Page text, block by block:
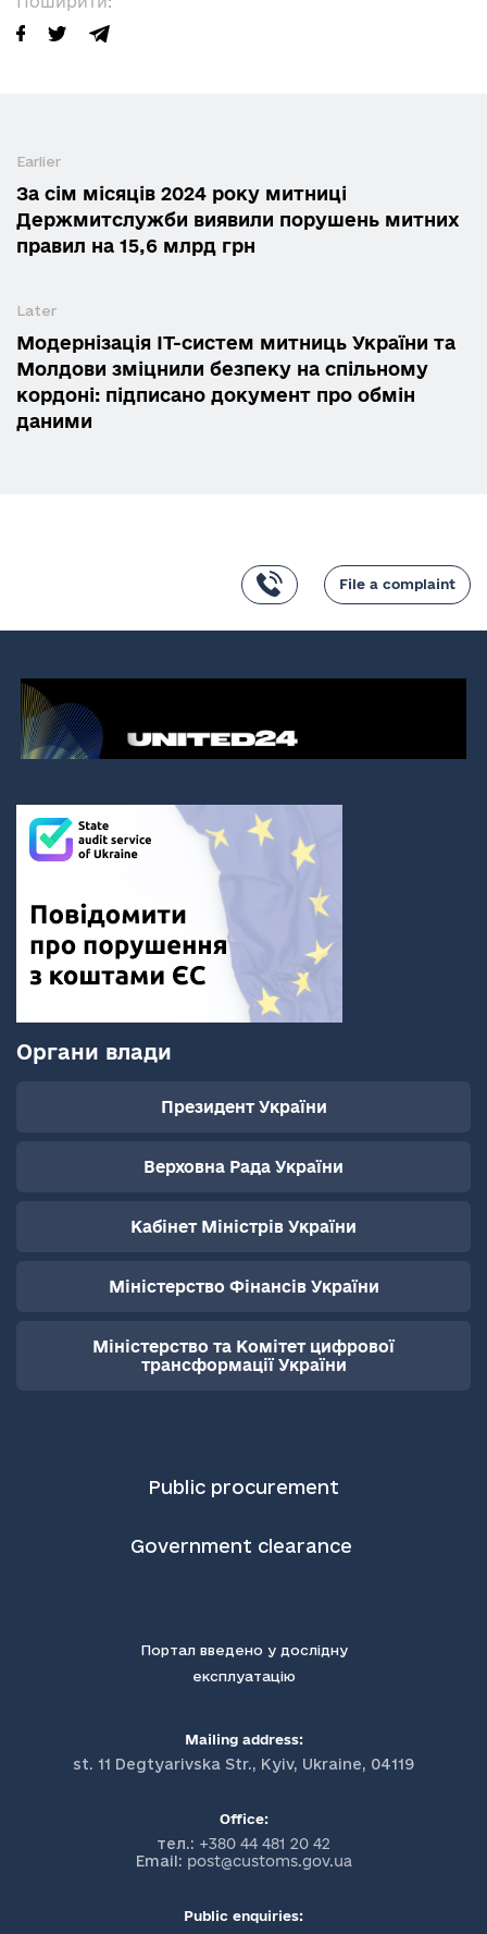
Earlier
За сім місяців 2024 року митниці
Держмитслужби виявили порушень митних
правил на 15,6 млрд грн
Later
Модернізація IT-систем митниць України та
Молдови зміцнили безпеку на спільному
кордоні: підписано документ про обмін
даними
File a complaint
Органи влади
Президент України
Верховна Рада України
Кабінет Міністрів України
Міністерство Фінансів України
Міністерство та Комітет цифрової
трансформації України
Public procurement
Government clearance
Портал введено у дослідну
експлуатацію
Mailing address:
st. 11 Degtyarivska Str., Kyiv, Ukraine, 04119
Office:
тел.: +380 44 481 20 42
Email: post@customs.gov.ua
Public enquiries: